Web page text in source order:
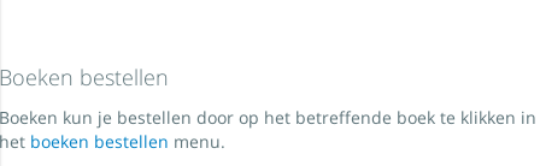
Boeken bestellen
Boeken kun je bestellen door op het betreffende boek te klikken in
het boeken bestellen menu.